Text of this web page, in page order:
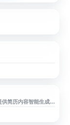
简历内容智能生成、
覆盖校招、社招、
历模板下载与多端云